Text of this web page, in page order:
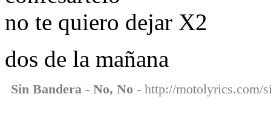
no te quiero dejar X2
dos de la mañana
Sin Bandera - No, No - http://motolyrics.com/